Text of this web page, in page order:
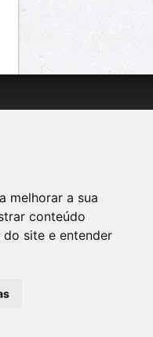
melhorar a sua
conteúdo
site e entender